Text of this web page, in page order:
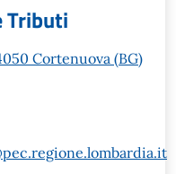
Tributi
Cortenuova (BG)